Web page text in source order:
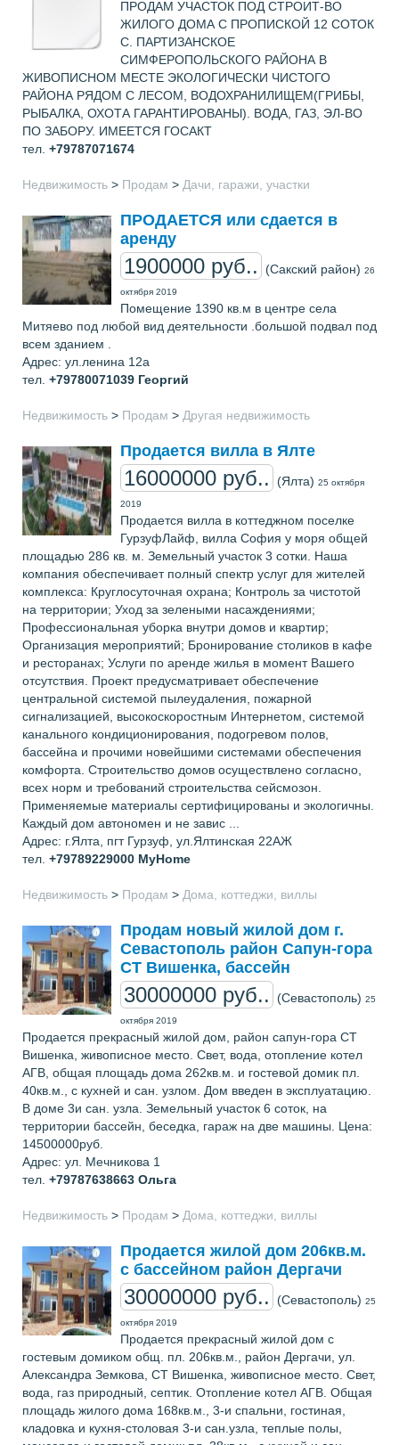
ПРОДАМ УЧАСТОК ПОД СТРОИТ-ВО
ЖИЛОГО ДОМА С ПРОПИСКОЙ 12 СОТОК
С. ПАРТИЗАНСКОЕ
СИМФЕРОПОЛЬСКОГО РАЙОНА В
ЖИВОПИСНОМ МЕСТЕ ЭКОЛОГИЧЕСКИ ЧИСТОГО
РАЙОНА РЯДОМ С ЛЕСОМ, ВОДОХРАНИЛИЩЕМ(ГРИБЫ,
РЫБАЛКА, ОХОТА ГАРАНТИРОВАНЫ). ВОДА, ГАЗ, ЭЛ-ВО
ПО ЗАБОРУ. ИМЕЕТСЯ ГОСАКТ
тел. +79787071674
Недвижимость > Продам > Дачи, гаражи, участки
ПРОДАЕТСЯ или сдается в
аренду
1900000 руб.. (Сакский район) 26
октября 2019
Помещение 1390 кв.м в центре села
Митяево под любой вид деятельности .большой подвал под
всем зданием .
Адрес: ул.ленина 12a
тел. +79780071039 Георгий
Недвижимость > Продам > Другая недвижимость
Продается вилла в Ялте
16000000 руб.. (Ялта) 25 октября
2019
Продается вилла в коттеджном поселке
ГурзуфЛайф, вилла София у моря общей
площадью 286 кв. м. Земельный участок 3 сотки. Наша
компания обеспечивает полный спектр услуг для жителей
комплекса: Круглосуточная охрана; Контроль за чистотой
на территории; Уход за зелеными насаждениями;
Профессиональная уборка внутри домов и квартир;
Организация мероприятий; Бронирование столиков в кафе
и ресторанах; Услуги по аренде жилья в момент Вашего
отсутствия. Проект предусматривает обеспечение
центральной системой пылеудаления, пожарной
сигнализацией, высокоскоростным Интернетом, системой
канального кондиционирования, подогревом полов,
бассейна и прочими новейшими системами обеспечения
комфорта. Строительство домов осуществлено согласно,
всех норм и требований строительства сейсмозон.
Применяемые материалы сертифицированы и экологичны.
Каждый дом автономен и не завис ...
Адрес: г.Ялта, пгт Гурзуф, ул.Ялтинская 22АЖ
тел. +79789229000 MyHome
Недвижимость > Продам > Дома, коттеджи, виллы
Продам новый жилой дом г.
Севастополь район Сапун-гора
СТ Вишенка, бассейн
30000000 руб.. (Севастополь) 25
октября 2019
Продается прекрасный жилой дом, район сапун-гора СТ
Вишенка, живописное место. Свет, вода, отопление котел
АГВ, общая площадь дома 262кв.м. и гостевой домик пл.
40кв.м., с кухней и сан. узлом. Дом введен в эксплуатацию.
В доме 3и сан. узла. Земельный участок 6 соток, на
территории бассейн, беседка, гараж на две машины. Цена:
14500000руб.
Адрес: ул. Мечникова 1
тел. +79787638663 Ольга
Недвижимость > Продам > Дома, коттеджи, виллы
Продается жилой дом 206кв.м.
с бассейном район Дергачи
30000000 руб.. (Севастополь) 25
октября 2019
Продается прекрасный жилой дом с
гостевым домиком общ. пл. 206кв.м., район Дергачи, ул.
Александра Земкова, СТ Вишенка, живописное место. Свет,
вода, газ природный, септик. Отопление котел АГВ. Общая
площадь жилого дома 168кв.м., 3-и спальни, гостиная,
кладовка и кухня-столовая 3-и сан.узла, теплые полы,